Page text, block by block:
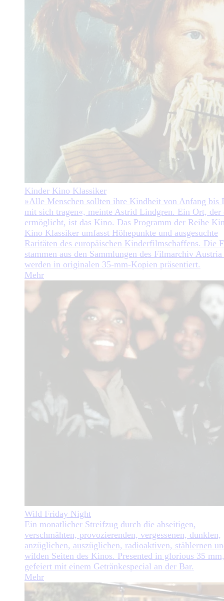
Kinder Kino Klassiker
»Alle Menschen sollten ihre Kindheit von Anfang bis
mit sich tragen«, meinte Astrid Lindgren. Ein Ort, der
ermöglicht, ist das Kino. Das Programm der Reihe
Kino Klassiker umfasst Höhepunkte und ausgesuchte
Raritäten des europäischen Kinderfilmschaffens. Die
stammen aus den Sammlungen des Filmarchiv
werden in originalen 35-mm-Kopien präsentiert.
Mehr
Wild Friday Night
Ein monatlicher Streifzug durch die abseitigen,
verschmähten, provozierenden, vergessenen, dunklen,
anzüglichen, auszüglichen, radioaktiven, stählernen
wilden Seiten des Kinos. Presented in glorious 35 mm,
gefeiert mit einem Getränkespecial an der Bar.
Mehr